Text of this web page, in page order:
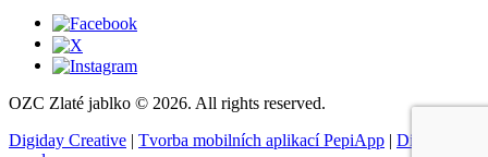
OZC Zlaté jablko © 2026. All rights reserved.
Digiday Creative | Tvorba mobilních aplikací PepiApp | Digitální